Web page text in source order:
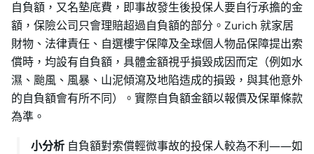
自負額，又名墊底費，即事故發生後投保人要自行承擔的金
額，保險公司只會理賠超過自負額的部分。Zurich 就家居
財物、法律責任、自選樓宇保障及全球個人物品保障提出索
償時，均設有自負額，具體金額視乎損毀成因而定（例如水
濕、颱風、風暴、山泥傾瀉及地陷造成的損毀，與其他意外
的自負額會有所不同）。實際自負額金額以報價及保單條款
為準。
小分析 自負額對索償輕微事故的投保人較為不利——如